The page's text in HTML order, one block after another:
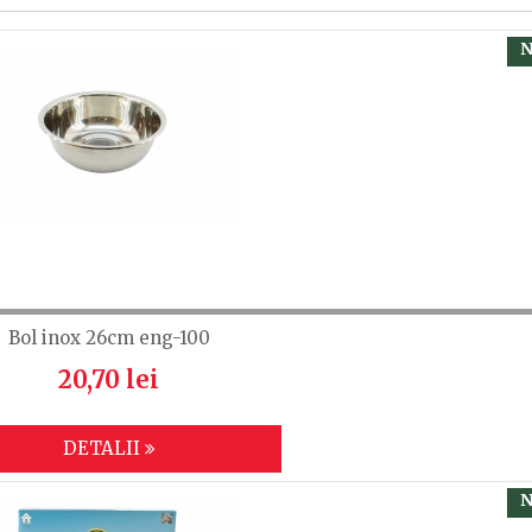
Bol inox 26cm eng-100
20,70 lei
DETALII